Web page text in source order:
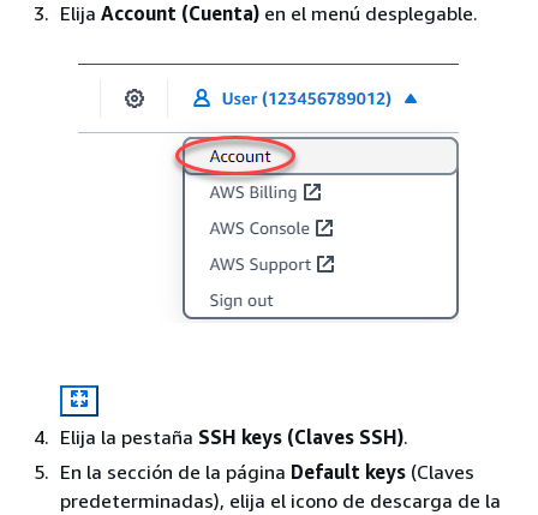
Elija Account (Cuenta) en el menú desplegable.
Elija la pestaña SSH keys (Claves SSH).
En la sección de la página Default keys (Claves
predeterminadas), elija el icono de descarga de la